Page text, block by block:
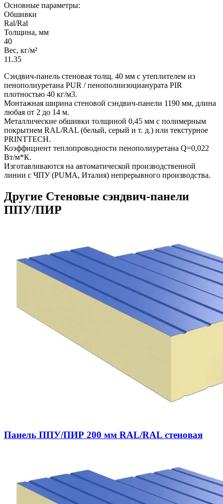
Основные параметры:
Обшивки
Ral/Ral
Толщина, мм
40
Вес, кг/м²
11.35
Сэндвич-панель стеновая толщ. 40 мм с утеплителем из
пенополиуретана PUR / пенополиизоцианурата PIR
плотностью 40 кг/м3.
Монтажная ширина стеновой сэндвич-панели 1190 мм, длина
любая от 2 до 14 м.
Металлические обшивки толщиной 0,45 мм с полимерным
покрытием RAL/RAL (белый, серый и т. д.) или текстурное
PRINTTECH.
Коэффициент теплопроводности пенополиуретана Q=0,022
Вт/м*К.
Изготавливаются на автоматической производственной
линии с ЧПУ (PUMA, Италия) непрерывного производства.
Другие Стеновые сэндвич-панели
ППУ/ПИР
Панель ППУ/ПИР 200 мм RAL/RAL стеновая